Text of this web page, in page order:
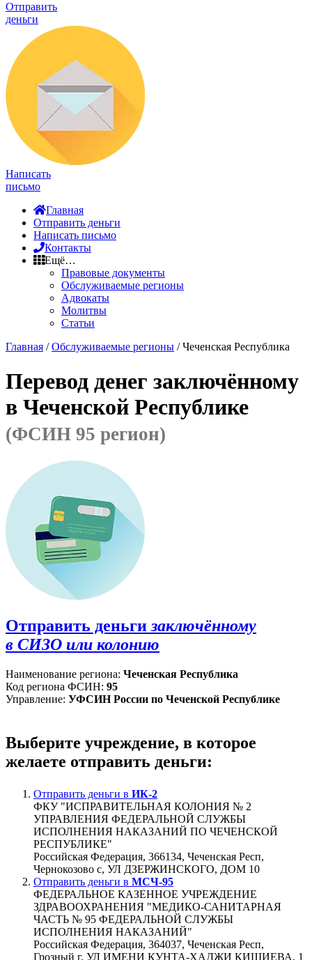
Отправить
деньги
Написать
письмо
Главная
Отправить деньги
Написать письмо
Контакты
Ещё…
Правовые документы
Обслуживаемые регионы
Адвокаты
Молитвы
Статьи
Главная /Обслуживаемые регионы / Чеченская Республика
Перевод денег заключённому
в Чеченской Республике
(ФСИН 95 регион)
Отправить деньги заключённому
в СИЗО или колонию
Наименование региона: Чеченская Республика
Код региона ФСИН: 95
Управление: УФСИН России по Чеченской Республике
Выберите учреждение, в которое
желаете отправить деньги:
Отправить деньги в ИК-2
ФКУ "ИСПРАВИТЕЛЬНАЯ КОЛОНИЯ № 2
УПРАВЛЕНИЯ ФЕДЕРАЛЬНОЙ СЛУЖБЫ
ИСПОЛНЕНИЯ НАКАЗАНИЙ ПО ЧЕЧЕНСКОЙ
РЕСПУБЛИКЕ"
Российская Федерация, 366134, Чеченская Респ,
Чернокозово с, УЛ ДЗЕРЖИНСКОГО, ДОМ 10
Отправить деньги в МСЧ-95
ФЕДЕРАЛЬНОЕ КАЗЕННОЕ УЧРЕЖДЕНИЕ
ЗДРАВООХРАНЕНИЯ "МЕДИКО-САНИТАРНАЯ
ЧАСТЬ № 95 ФЕДЕРАЛЬНОЙ СЛУЖБЫ
ИСПОЛНЕНИЯ НАКАЗАНИЙ"
Российская Федерация, 364037, Чеченская Респ,
Грозный г, УЛ ИМЕНИ КУНТА-ХАДЖИ КИШИЕВА, 1